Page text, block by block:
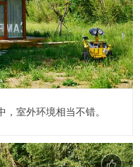
室外环境相当不错。